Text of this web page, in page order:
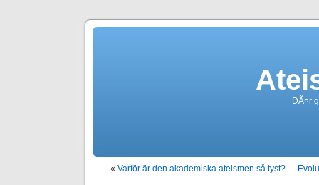
DÃ¤r
« Varför är den akademiska ateismen så tyst?